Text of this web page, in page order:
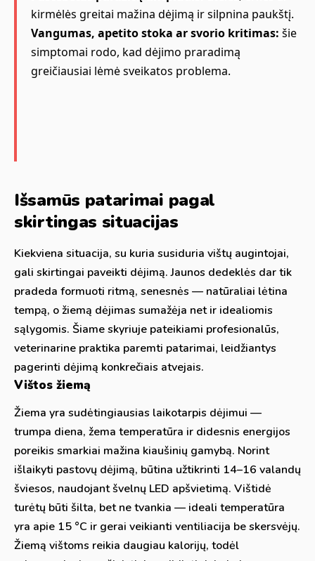
kirmėlės greitai mažina dėjimą ir silpnina paukštį.
Vangumas, apetito stoka ar svorio kritimas: šie
simptomai rodo, kad dėjimo praradimą
greičiausiai lėmė sveikatos problema.
Išsamūs patarimai pagal
skirtingas situacijas
Kiekviena situacija, su kuria susiduria vištų augintojai,
gali skirtingai paveikti dėjimą. Jaunos dedeklės dar tik
pradeda formuoti ritmą, senesnės — natūraliai lėtina
tempą, o žiemą dėjimas sumažėja net ir idealiomis
sąlygomis. Šiame skyriuje pateikiami profesionalūs,
veterinarine praktika paremti patarimai, leidžiantys
pagerinti dėjimą konkrečiais atvejais.
Vištos žiemą
Žiema yra sudėtingiausias laikotarpis dėjimui —
trumpa diena, žema temperatūra ir didesnis energijos
poreikis smarkiai mažina kiaušinių gamybą. Norint
išlaikyti pastovų dėjimą, būtina užtikrinti 14–16 valandų
šviesos, naudojant švelnų LED apšvietimą. Vištidė
turėtų būti šilta, bet ne tvankia — ideali temperatūra
yra apie 15 °C ir gerai veikianti ventiliacija be skersvėjų.
Žiemą vištoms reikia daugiau kalorijų, todėl